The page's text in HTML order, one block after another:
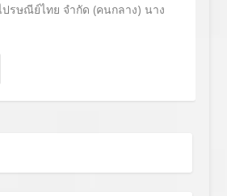
รษณีย์ไทย จำกัด (คนกลาง) นาง